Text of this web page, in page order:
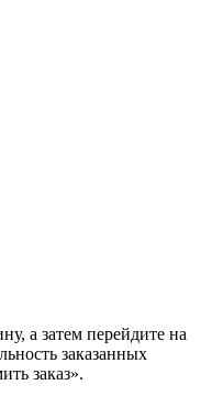
а затем перейдите на
заказанных
заказ».